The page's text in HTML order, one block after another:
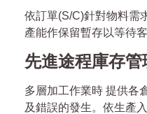
依訂單(S/C)針對物料需
產能作保留暫存以等待客
先進途程庫存管
多層加工作業時 提供各
及錯誤的發生。依生產